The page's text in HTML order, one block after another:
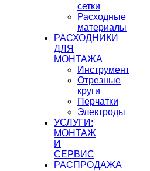
сетки
Расходные
материалы
РАСХОДНИКИ
ДЛЯ
МОНТАЖА
Инструмент
Отрезные
круги
Перчатки
Электроды
УСЛУГИ:
МОНТАЖ
И
СЕРВИС
РАСПРОДАЖА